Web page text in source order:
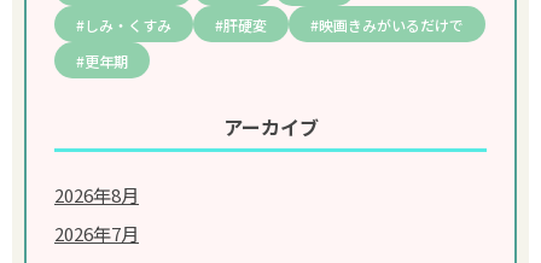
しみ・くすみ
肝硬変
映画きみがいるだけで
更年期
アーカイブ
2026年8月
2026年7月